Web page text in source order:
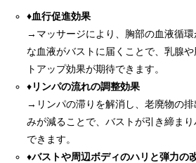
♦血行促進効果
→マッサージにより、胸部の血液循
な血液がバストに届くことで、乳腺
トアップ効果が期待できます。
♦リンパの流れの調整効果
→リンパの滞りを解消し、老廃物の排
みが減ることで、バストが引き締ま
できます。
♦バストや周辺ボディのハリと弾力の